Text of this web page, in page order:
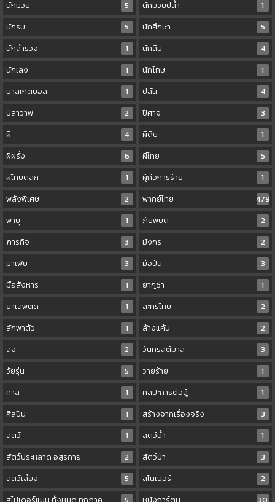
นักมวย
5 นักมวยปล้ำ
1
นักรบ
5 นักศึกษา
5
นักสำรวจ
1 นักสืบ
4
นักเลง
1 นักโทษ
1
บาสเกตบอล
1 ปล้น
4
ปลาวาฬ
2 ปีศาจ
3
ผี
4 ผีดิบ
1
ผีฝรั่ง
6 ผีไทย
5
ผีไทยตลก
1 ผู้ก่อการร้าย
1
พลังพิเศษ
2 พากย์ไทย
479
พายุ
1 ภัยพิบัติ
2
ภารกิจ
3 มังกร
2
มาเฟีย
3 มือปืน
3
มือสังหาร
1 ยากูซ่า
1
ยาเสพติด
1 ละครไทย
2
ลักพาตัว
1 ล้างแค้น
2
ลิง
2 วันคริสต์มาส
3
วัยรุ่น
5 วายร้าย
1
ศาล
1 ศิลปะการต่อสู้
1
ศิลปิน
1 สร้างจากเรื่องจริง
3
สัตว์
1 สัตว์น้ำ
1
สัตว์ประหลาด อสูรกาย
2 สัตว์ป่า
3
สัตว์เลี้ยง
5 สไนเปอร์
2